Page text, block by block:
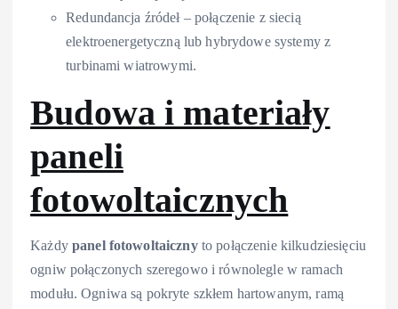
Redundancja źródeł – połączenie z siecią
elektroenergetyczną lub hybrydowe systemy z
turbinami wiatrowymi.
Budowa i materiały
paneli
fotowoltaicznych
Każdy panel fotowoltaicznyto połączenie kilkudziesięciu
ogniw połączonych szeregowo i równolegle w ramach
modułu. Ogniwa są pokryte szkłem hartowanym, ramą